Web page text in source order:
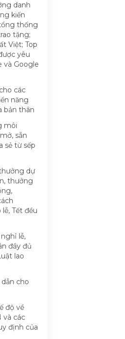
danh
kiến
thống
tặng;
Việt; Top
yêu
và Google
các
năng
bản thân
môi
sẵn
sẻ từ sếp
dự
thưởng
Tết đều
lễ,
đầy đủ
lao
cho
độ về
và các
định của